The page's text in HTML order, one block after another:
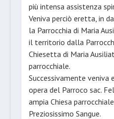
più intensa assistenza
Veniva perciò eretta, in
la Parrocchia di Maria
il territorio dalla
Chiesetta di Maria
parrocchiale.
Successivamente veniva
opera del Parroco sac.
ampia Chiesa
Preziosissimo Sangue.